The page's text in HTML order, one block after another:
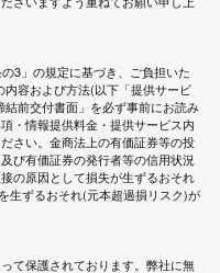
3」の規定に基づき、ご負担いた
容および方法(以下「提供サービ
前交付書面」を必ず事前にお読み
・情報提供料金・提供サービス内
さい。金商法上の有価証券等の投
び有価証券の発行者等の信用状況
の原因として損失が生ずるおそれ
生ずるおそれ(元本超過損リスク)が
て保護されております。弊社に無